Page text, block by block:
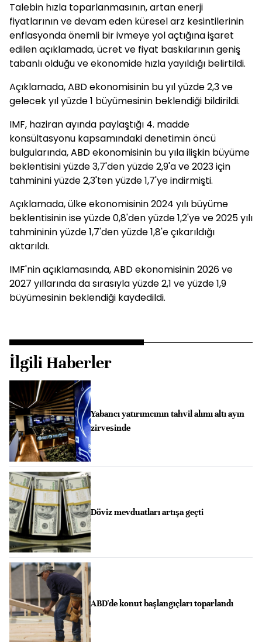
Talebin hızla toparlanmasının, artan enerji
fiyatlarının ve devam eden küresel arz kesintilerinin
enflasyonda önemli bir ivmeye yol açtığına işaret
edilen açıklamada, ücret ve fiyat baskılarının geniş
tabanlı olduğu ve ekonomide hızla yayıldığı belirtildi.
Açıklamada, ABD ekonomisinin bu yıl yüzde 2,3 ve
gelecek yıl yüzde 1 büyümesinin beklendiği bildirildi.
IMF, haziran ayında paylaştığı 4. madde
konsültasyonu kapsamındaki denetimin öncü
bulgularında, ABD ekonomisinin bu yıla ilişkin büyüme
beklentisini yüzde 3,7'den yüzde 2,9'a ve 2023 için
tahminini yüzde 2,3'ten yüzde 1,7'ye indirmişti.
Açıklamada, ülke ekonomisinin 2024 yılı büyüme
beklentisinin ise yüzde 0,8'den yüzde 1,2'ye ve 2025 yılı
tahmininin yüzde 1,7'den yüzde 1,8'e çıkarıldığı
aktarıldı.
IMF'nin açıklamasında, ABD ekonomisinin 2026 ve
2027 yıllarında da sırasıyla yüzde 2,1 ve yüzde 1,9
büyümesinin beklendiği kaydedildi.
İlgili Haberler
Yabancı yatırımcının tahvil alımı altı ayın
zirvesinde
Döviz mevduatları artışa geçti
ABD'de konut başlangıçları toparlandı